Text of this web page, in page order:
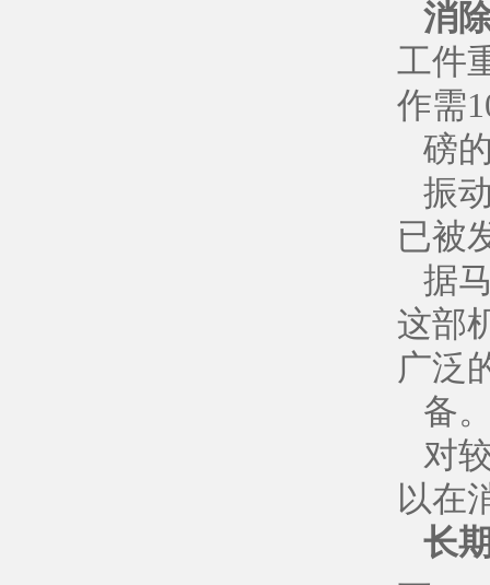
消
工件
作需
磅
振
已被
据
这部
广泛
备
对
以在
长